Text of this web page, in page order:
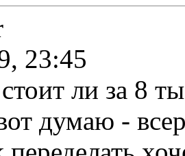
23:45
ли за 8
думаю -